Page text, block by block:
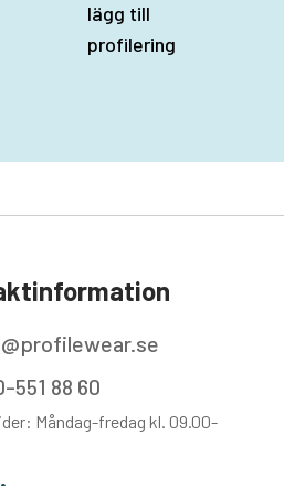
lägg till
profilering
551 88 60
Måndag-fredag kl. 09.00-